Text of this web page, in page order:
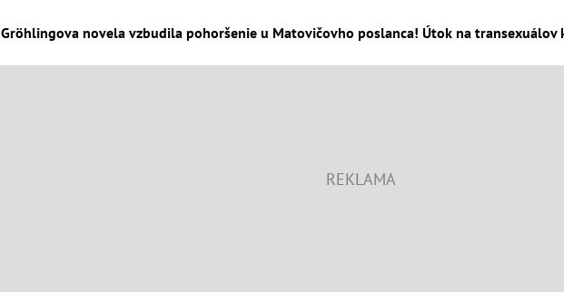
Gröhlingova novela vzbudila pohoršenie u Matovičovho poslanca! Útok na